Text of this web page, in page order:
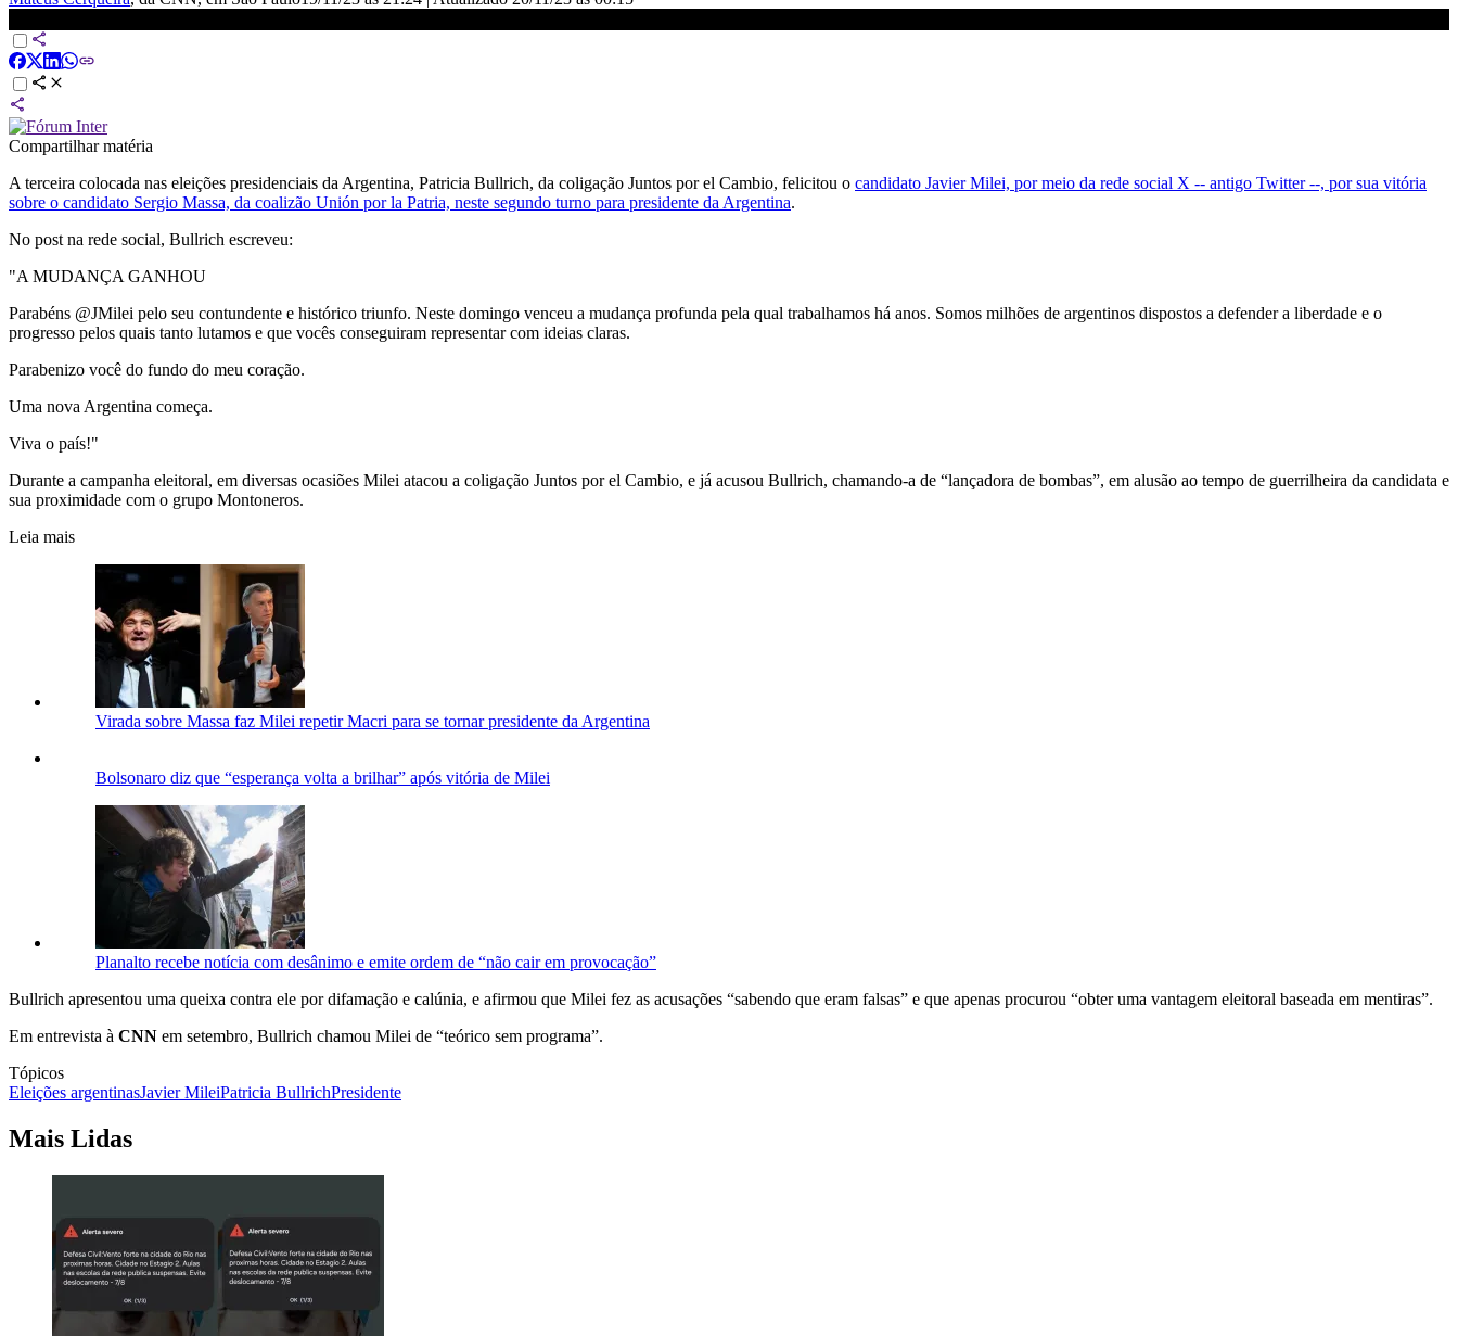
Compartilhar matéria
A terceira colocada nas eleições presidenciais da Argentina, Patricia Bullrich, da coligação Juntos por el Cambio, felicitou o candidato Javier Milei, por meio da rede social X -- antigo Twitter --, por sua vitória
sobre o candidato Sergio Massa, da coalizão Unión por la Patria, neste segundo turno para presidente da Argentina.
No post na rede social, Bullrich escreveu:
"A MUDANÇA GANHOU
Parabéns @JMilei pelo seu contundente e histórico triunfo. Neste domingo venceu a mudança profunda pela qual trabalhamos há anos. Somos milhões de argentinos dispostos a defender a liberdade e o
progresso pelos quais tanto lutamos e que vocês conseguiram representar com ideias claras.
Parabenizo você do fundo do meu coração.
Uma nova Argentina começa.
Viva o país!"
Durante a campanha eleitoral, em diversas ocasiões Milei atacou a coligação Juntos por el Cambio, e já acusou Bullrich, chamando-a de “lançadora de bombas”, em alusão ao tempo de guerrilheira da candidata e
sua proximidade com o grupo Montoneros.
Leia mais
Virada sobre Massa faz Milei repetir Macri para se tornar presidente da Argentina
Bolsonaro diz que “esperança volta a brilhar” após vitória de Milei
Planalto recebe notícia com desânimo e emite ordem de “não cair em provocação”
Bullrich apresentou uma queixa contra ele por difamação e calúnia, e afirmou que Milei fez as acusações “sabendo que eram falsas” e que apenas procurou “obter uma vantagem eleitoral baseada em mentiras”.
Em entrevista à CNN em setembro, Bullrich chamou Milei de “teórico sem programa”.
Tópicos
Eleições argentinasJavier MileiPatricia BullrichPresidente
Mais Lidas